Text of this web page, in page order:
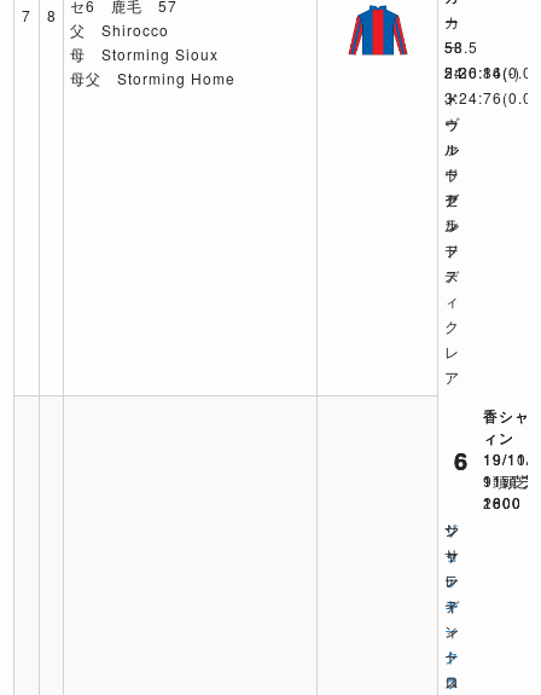
7 8
セ6 鹿毛 57
父 Shirocco
母 Storming Sioux
母父 Storming Home
カ
ー
54
3:24:76(0.0)
ヴ
ァ
ウ
ア
ン
ド
デ
ィ
ク
レ
ア
ー
58
2:26:84(0.0)
ト
ゥ
ル
ー
セ
ル
フ
ー
53.5
2:30:16(-)
メ
ー
ル
ド
グ
ラ
ー
ス
6
香シャ
ィン
19/11/
9頭 芝
2000
ジ
ョ
ッ
キ
ー
ク
ラ
6
香シャ
ィン
19/11/
11頭 芝
1800
サ
サ
レ
デ
ィ
ー
ス
6
香シャ
ィン
19/10/
11頭 芝
1600
シ
ャ
テ
ィ
ン
ト
ロ